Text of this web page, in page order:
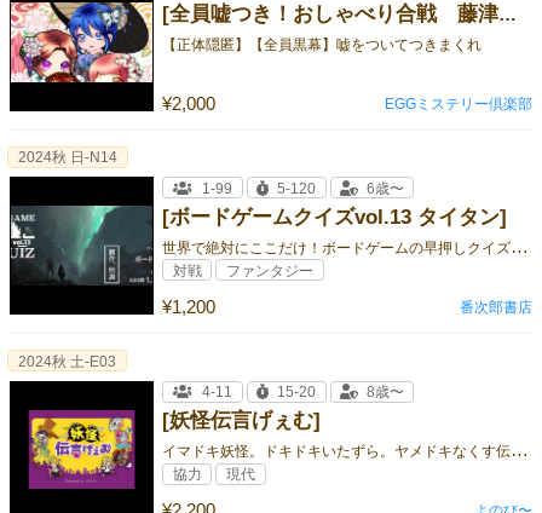
[全員嘘つき！おしゃべり合戦 藤津胡蝶蘭]
【正体隠匿】【全員黒幕】嘘をついてつきまくれ
¥2,000 EGGミステリー倶楽部
[ボードゲームクイズvol.13 タイタン]
世
界で絶対にここだけ！ボードゲームの早押しクイズ問題集
¥1,200
2024秋 日-N14
1-99
5-120 6歳〜
対戦 ファンタジー
番次郎書店
[妖怪伝言げぇむ]
イ
マドキ妖怪。ドキドキいたずら。ヤメドキなくす伝言ゲーム！
2024秋 土-E03
4-11
15-20 8歳〜
協力 現代